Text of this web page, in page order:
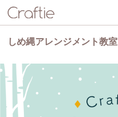
しめ縄アレンジメント教室